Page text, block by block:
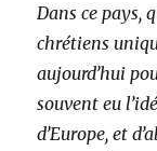
Dans ce pays,
chrétiens
aujourd’hui
souvent eu
d’Europe, et